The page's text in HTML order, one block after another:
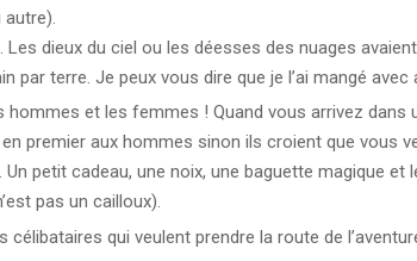
autre).
Les dieux du ciel ou les déesses des nuages
par terre. Je peux vous dire que je l’ai mangé avec
hommes et les femmes ! Quand vous arrivez dans
premier aux hommes sinon ils croient que vous
petit cadeau, une noix, une baguette magique et
pas un cailloux).
célibataires qui veulent prendre la route de